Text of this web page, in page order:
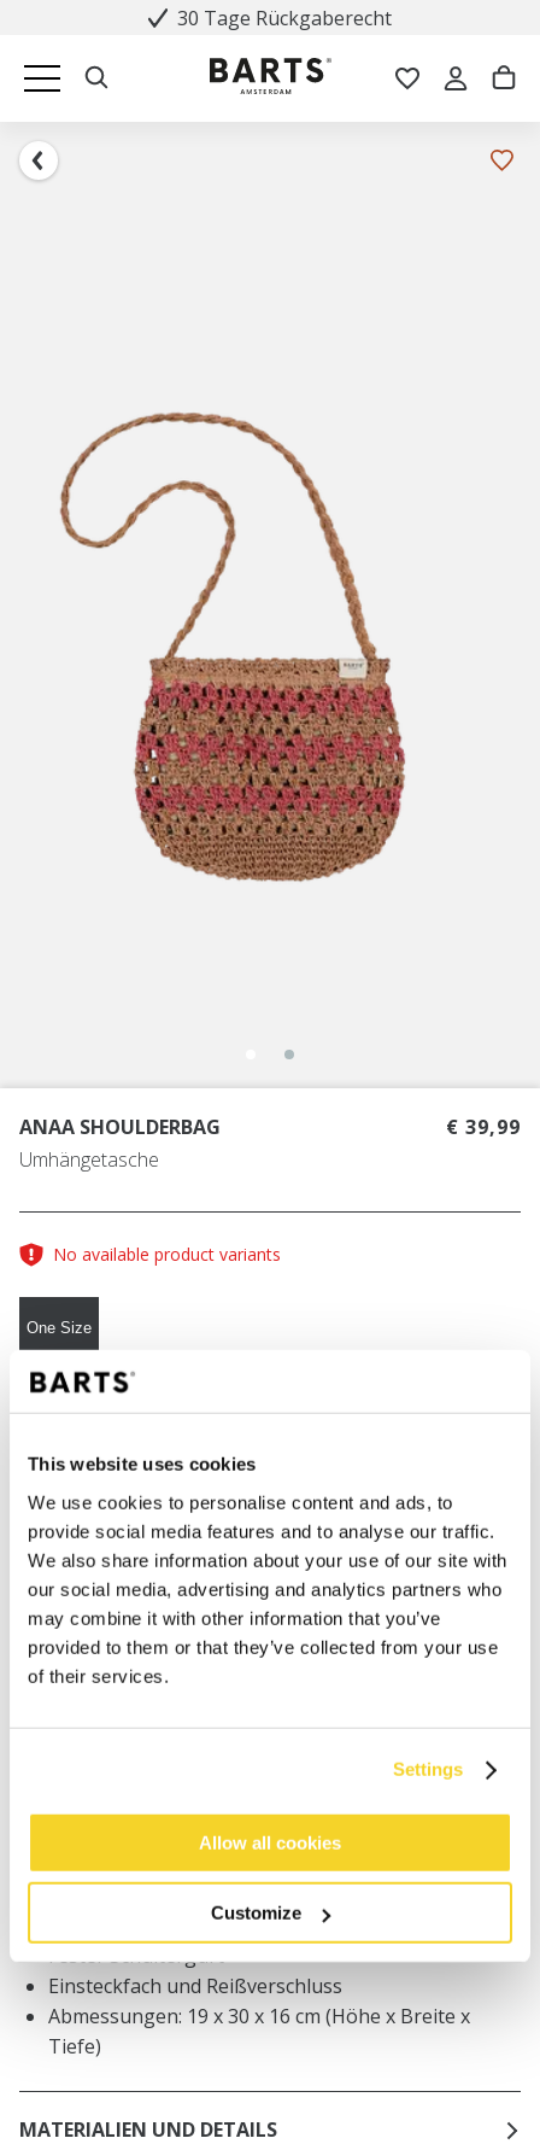
This website uses cookies
We use cookies to personalise content and ads, to
provide social media features and to analyse our traffic.
We also share information about your use of our site with
our social media, advertising and analytics partners who
may combine it with other information that you’ve
provided to them or that they’ve collected from your use
of their services.
Settings
Allow all cookies
Customize
30 Tage Rückgaberecht
ANAA SHOULDERBAG
Umhängetasche
€ 39,99
No available product variants
One Size
FARBErust
IN DEN WARENKORB
Bestellungen, die vor 12 Uhr MEZ (Montag bis
Freitag) bei uns eingehen, werden noch am selben
Tag versandt
BESCHREIBUNG
100% Papier gehäkelte Schultertasche
Fester Schultergurt
Einsteckfach und Reißverschluss
Abmessungen: 19 x 30 x 16 cm (Höhe x Breite x
Tiefe)
MATERIALIEN UND DETAILS